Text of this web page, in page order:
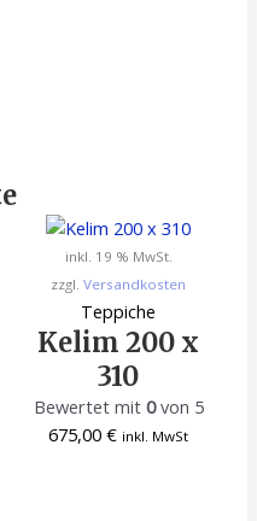
inkl. 19 % MwSt.
zzgl.Versandkosten
Teppiche
Kelim 200 x
310
Bewertet mit 0von 5
675,00€ inkl. MwSt